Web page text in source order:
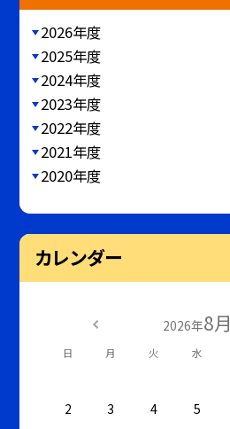
2026年度
2025年度
2024年度
2023年度
2022年度
2021年度
2020年度
カレンダー
2026年8月
日 月 火 水
2
3 4 5